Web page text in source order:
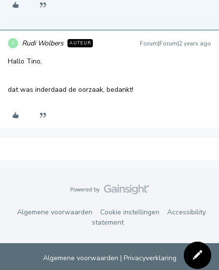
R Rudi Wolbers AUTEUR Forum|Forum|2 years ago
Hallo Tino,
dat was inderdaad de oorzaak, bedankt!
Algemene voorwaarden Cookie instellingen
Accessibility
statement
Algemene voorwaarden | Privacyverklaring